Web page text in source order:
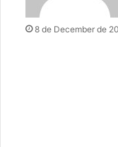
8 de December de